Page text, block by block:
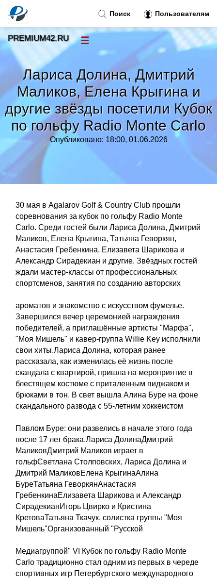
Лариса Долина, Дмитрий
Маликов, Елена Крыгина и
другие звёзды посетили Кубок
по гольфу Radio Monte Carlo
Опубликовано: 18:00, 01.06.2026
30 мая в Agalarov Golf & Country Club прошли
соревнования за кубок по гольфу Radio Monte
Carlo. Среди гостей были Лариса Долина, Дмитрий
Маликов, Елена Крыгина, Татьяна Геворкян,
Анастасия Гребенкина, Елизавета Шарикова и
Александр Сирадекиан и другие. Звёздных гостей
ждали мастер-классы от профессиональных
спортсменов, занятия по созданию авторских
ароматов и знакомство с искусством фумелье.
Завершился вечер церемонией награждения
победителей, а приглашённые артисты "Марфа",
"Моя Мишель" и кавер-группа Willie Key исполнили
свои хиты.Лариса Долина, которая ранее
рассказала, как изменилась её жизнь после
скандала с квартирой, пришла на мероприятие в
блестящем костюме с приталенным пиджаком и
брюками в тон. В свет вышла Алина Буре на фоне
скандального развода с 55-летним хоккеистом
Павлом Буре: они развелись в начале этого года
после 17 лет брака.Лариса ДолинаДмитрий
МаликовДмитрий Маликов играет в
гольфСветлана Столповских, Лариса Долина и
Дмитрий МаликовЕлена КрыгинаАлина
БуреТатьяна ГеворкянАнастасия
ГребенкинаЕлизавета Шарикова и Александр
СирадекианИгорь Цвирко и Кристина
КретоваТатьяна Ткачук, солистка группы "Моя
Мишель"Организованный "Русской
Медиагруппой" VI Кубок по гольфу Radio Monte
Carlo традиционно стал одним из первых в череде
спортивных игр Петербургского международного
Поиск Пользователям
PREMIUM42.RU ☰
Тренды новостей»
Рубрики»
Правила »